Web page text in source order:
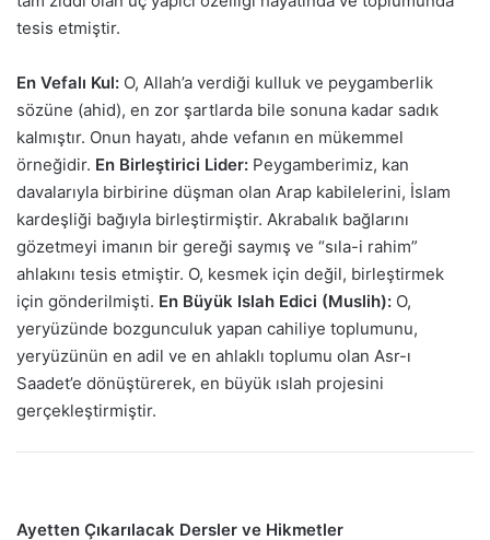
tesis etmiştir.
En Vefalı Kul: O, Allah’a verdiği kulluk ve peygamberlik
sözüne (ahid), en zor şartlarda bile sonuna kadar sadık
kalmıştır. Onun hayatı, ahde vefanın en mükemmel
örneğidir. En Birleştirici Lider: Peygamberimiz, kan
davalarıyla birbirine düşman olan Arap kabilelerini, İslam
kardeşliği bağıyla birleştirmiştir. Akrabalık bağlarını
gözetmeyi imanın bir gereği saymış ve “sıla-i rahim”
ahlakını tesis etmiştir. O, kesmek için değil, birleştirmek
için gönderilmişti. En Büyük Islah Edici (Muslih): O,
yeryüzünde bozgunculuk yapan cahiliye toplumunu,
yeryüzünün en adil ve en ahlaklı toplumu olan Asr-ı
Saadet’e dönüştürerek, en büyük ıslah projesini
gerçekleştirmiştir.
Ayetten Çıkarılacak Dersler ve Hikmetler